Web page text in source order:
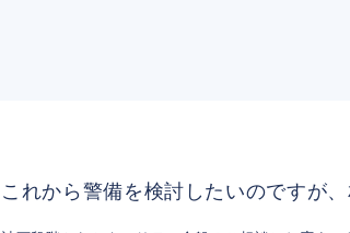
これから警備を検討したいのですが、